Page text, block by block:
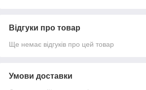
Відгуки про товар
Ще немає відгуків про цей товар
Умови доставки